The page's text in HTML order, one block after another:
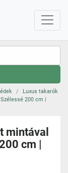
Luxus takarók
200 cm |
mintával
cm |